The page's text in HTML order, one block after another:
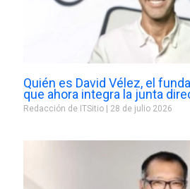
Quién es David Vélez, el
que ahora integra la junta
Redacción de ITSitio 28 de julio 2026